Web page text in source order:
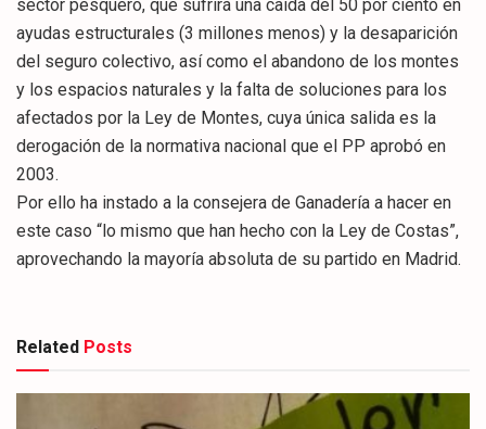
sector pesquero, que sufrirá una caída del 50 por ciento en
ayudas estructurales (3 millones menos) y la desaparición
del seguro colectivo, así como el abandono de los montes
y los espacios naturales y la falta de soluciones para los
afectados por la Ley de Montes, cuya única salida es la
derogación de la normativa nacional que el PP aprobó en
2003.
Por ello ha instado a la consejera de Ganadería a hacer en
este caso “lo mismo que han hecho con la Ley de Costas”,
aprovechando la mayoría absoluta de su partido en Madrid.
Related Posts